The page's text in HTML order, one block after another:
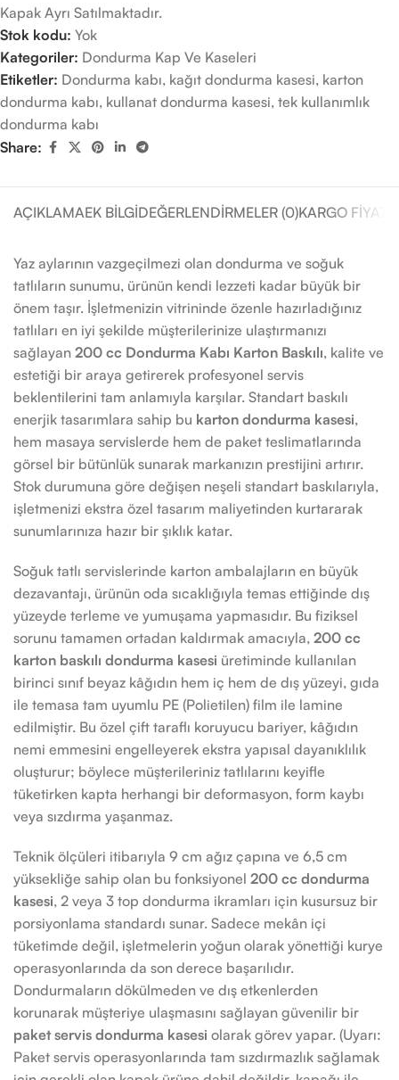
Kapak Ayrı Satılmaktadır.
Stok kodu: Yok
Kategoriler: Dondurma Kap Ve Kaseleri
Etiketler: Dondurma kabı, kağıt dondurma kasesi, karton
dondurma kabı, kullanat dondurma kasesi, tek kullanımlık
dondurma kabı
Share:
AÇIKLAMAEK BILGIDEĞERLENDIRMELER (0)KARGO
Yaz aylarının vazgeçilmezi olan dondurma ve soğuk
tatlıların sunumu, ürünün kendi lezzeti kadar büyük bir
önem taşır. İşletmenizin vitrininde özenle hazırladığınız
tatlıları en iyi şekilde müşterilerinize ulaştırmanızı
sağlayan 200 cc Dondurma Kabı Karton Baskılı, kalite ve
estetiği bir araya getirerek profesyonel servis
beklentilerini tam anlamıyla karşılar. Standart baskılı
enerjik tasarımlara sahip bu karton dondurma kasesi,
hem masaya servislerde hem de paket teslimatlarında
görsel bir bütünlük sunarak markanızın prestijini artırır.
Stok durumuna göre değişen neşeli standart baskılarıyla,
işletmenizi ekstra özel tasarım maliyetinden kurtararak
sunumlarınıza hazır bir şıklık katar.
Soğuk tatlı servislerinde karton ambalajların en büyük
dezavantajı, ürünün oda sıcaklığıyla temas ettiğinde dış
yüzeyde terleme ve yumuşama yapmasıdır. Bu fiziksel
sorunu tamamen ortadan kaldırmak amacıyla, 200 cc
karton baskılı dondurma kasesi üretiminde kullanılan
birinci sınıf beyaz kâğıdın hem iç hem de dış yüzeyi, gıda
ile temasa tam uyumlu PE (Polietilen) film ile lamine
edilmiştir. Bu özel çift taraflı koruyucu bariyer, kâğıdın
nemi emmesini engelleyerek ekstra yapısal dayanıklılık
oluşturur; böylece müşterileriniz tatlılarını keyifle
tüketirken kapta herhangi bir deformasyon, form kaybı
veya sızdırma yaşanmaz.
Teknik ölçüleri itibarıyla 9 cm ağız çapına ve 6,5 cm
yüksekliğe sahip olan bu fonksiyonel 200 cc dondurma
kasesi, 2 veya 3 top dondurma ikramları için kusursuz bir
porsiyonlama standardı sunar. Sadece mekân içi
tüketimde değil, işletmelerin yoğun olarak yönettiği kurye
operasyonlarında da son derece başarılıdır.
Dondurmaların dökülmeden ve dış etkenlerden
korunarak müşteriye ulaşmasını sağlayan güvenilir bir
paket servis dondurma kasesi olarak görev yapar. (Uyarı:
Paket servis operasyonlarında tam sızdırmazlık sağlamak